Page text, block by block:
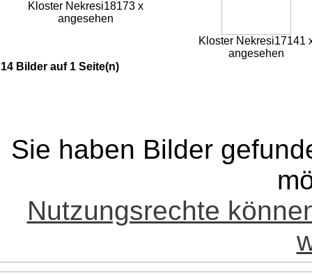
Kloster Nekresi18173 x
angesehen
Kloster Nekresi17141
angesehen
14 Bilder auf 1 Seite(n)
Sie haben Bilder
Nutzungsrechte